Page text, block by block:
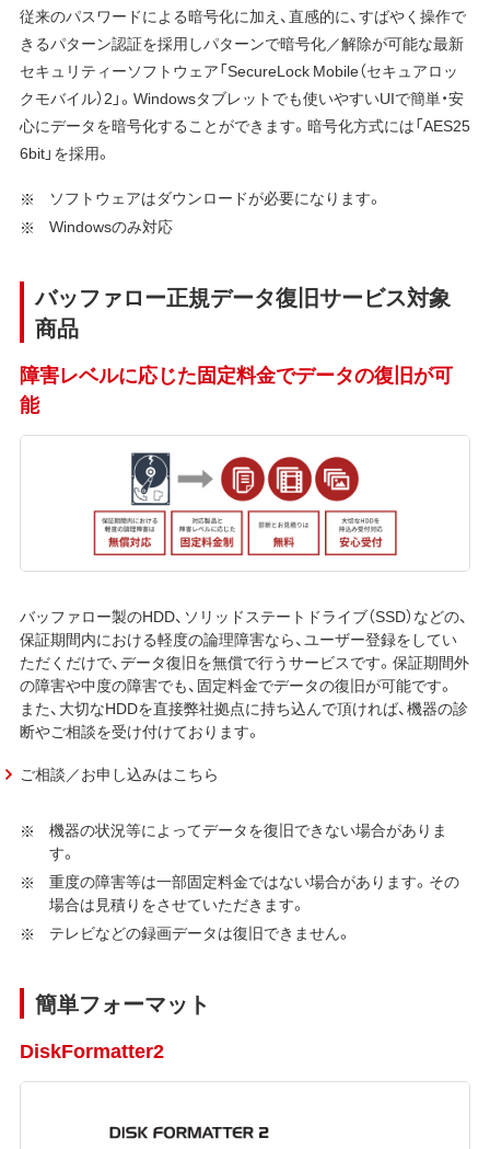
従来のパスワードによる暗号化に加え、直感的に、すばやく操作で
きるパターン認証を採用しパターンで暗号化／解除が可能な最新
セキュリティーソフトウェア「SecureLock Mobile（セキュアロッ
クモバイル）2」。Windowsタブレットでも使いやすいUIで簡単・安
心にデータを暗号化することができます。暗号化方式には「AES25
6bit」を採用。
ソフトウェアはダウンロードが必要になります。
Windowsのみ対応
バッファロー正規データ復旧サービス対象
商品
障害レベルに応じた固定料金でデータの復旧が可
能
バッファロー製のHDD、ソリッドステートドライブ（SSD）などの、
保証期間内における軽度の論理障害なら、ユーザー登録をしてい
ただくだけで、データ復旧を無償で行うサービスです。保証期間外
の障害や中度の障害でも、固定料金でデータの復旧が可能です。
また、大切なHDDを直接弊社拠点に持ち込んで頂ければ、機器の診
断やご相談を受け付けております。
ご相談／お申し込みはこちら
機器の状況等によってデータを復旧できない場合がありま
す。
重度の障害等は一部固定料金ではない場合があります。その
場合は見積りをさせていただきます。
テレビなどの録画データは復旧できません。
簡単フォーマット
DiskFormatter2